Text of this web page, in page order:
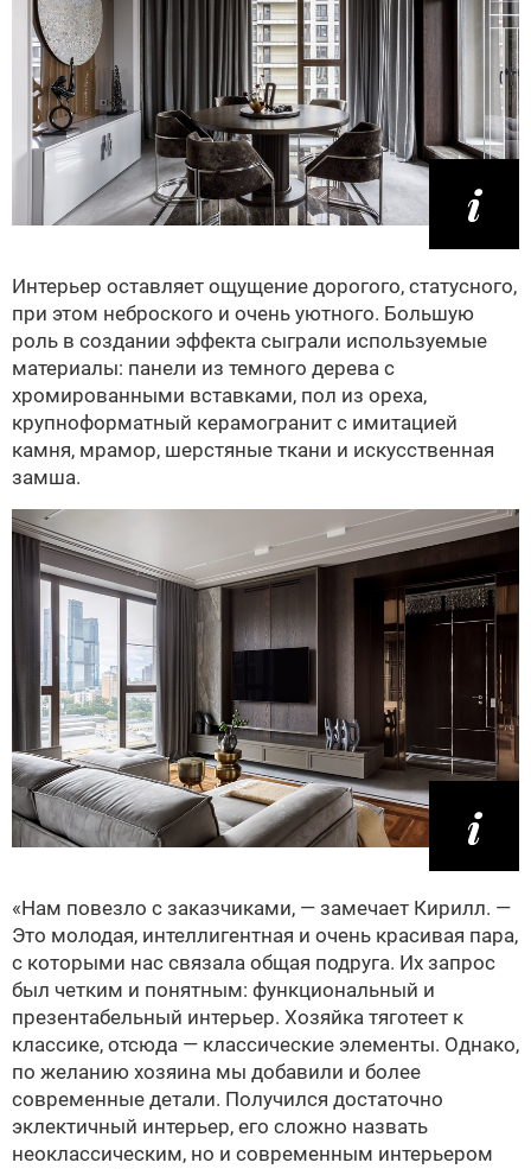
Интерьер оставляет ощущение дорогого, статусного,
при этом неброского и очень уютного. Большую
роль в создании эффекта сыграли используемые
материалы: панели из темного дерева с
хромированными вставками, пол из ореха,
крупноформатный керамогранит с имитацией
камня, мрамор, шерстяные ткани и искусственная
замша.
«Нам повезло с заказчиками, — замечает Кирилл. —
Это молодая, интеллигентная и очень красивая пара,
с которыми нас связала общая подруга. Их запрос
был четким и понятным: функциональный и
презентабельный интерьер. Хозяйка тяготеет к
классике, отсюда — классические элементы. Однако,
по желанию хозяина мы добавили и более
современные детали. Получился достаточно
эклектичный интерьер, его сложно назвать
неоклассическим, но и современным интерьером